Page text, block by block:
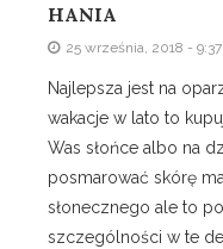
HANIA
25 września, 2018 -
Najlepsza jest na
wakacje w lato to
Was słońce albo na
posmarować skórę
słonecznego ale to
szczególności w te